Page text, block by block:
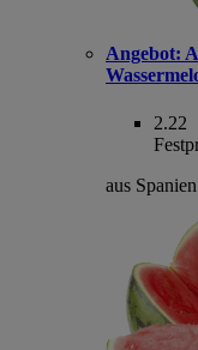
Angebot:
2.22
aus